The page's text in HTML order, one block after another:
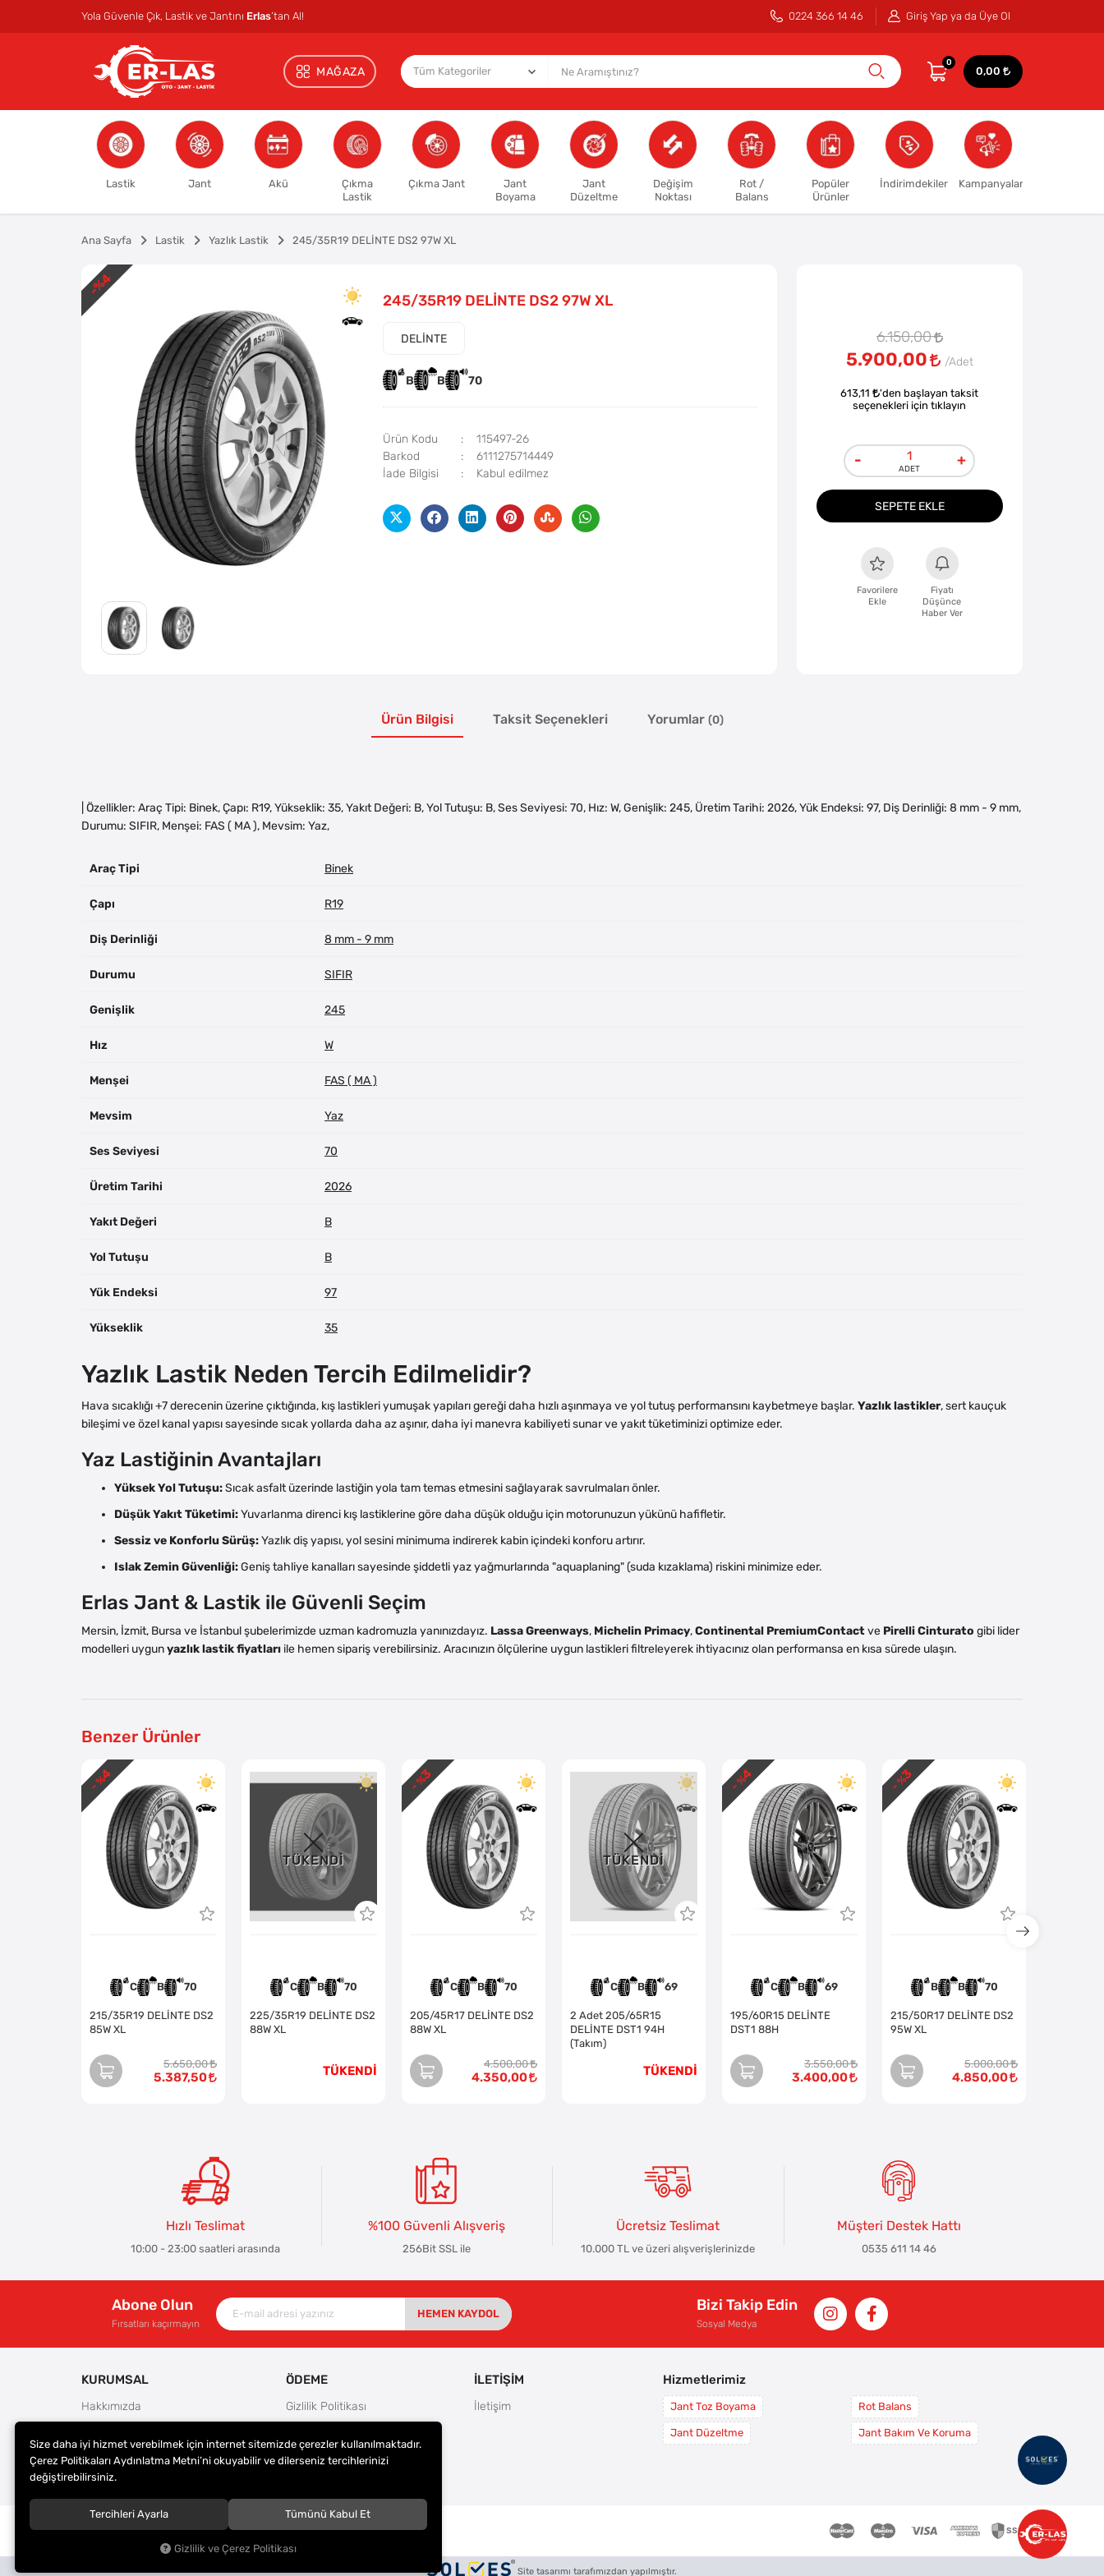
Yola Güvenle Çık, Lastik ve Jantını Erlas’tan Al! 0224 366 14 46 Giriş Yap ya da Üye Ol
MAĞAZA
0
0,00
Lastik Jant Akü
Çıkma
Lastik
Çıkma Jant
Jant
Boyama
Jant
Düzeltme
Değişim
Noktası
Rot /
Balans
Popüler
Ürünler
İndirimdekiler Kampanyalar
Ana Sayfa Lastik Yazlık Lastik 245/35R19 DELİNTE DS2 97W XL
245/35R19 DELİNTE DS2 97W XL
DELİNTE
B B 70
Ürün Kodu
115497-26
Barkod
6111275714449
İade Bilgisi
6.150,00
-
%4
5.900,00
613,11 'den başlayan taksit
seçenekleri için tıklayın
- +
SEPETE EKLE
Favorilere
Ekle
Fiyatı
Düşünce
Haber Ver
Ürün Bilgisi Taksit Seçenekleri Yorumlar (0)
| Özellikler: Araç Tipi: Binek, Çapı: R19, Yükseklik: 35, Yakıt Değeri: B, Yol Tutuşu: B, Ses Seviyesi: 70, Hız: W, Genişlik: 245, Üretim Tarihi: 2026, Yük Endeksi: 97, Diş Derinliği: 8 mm - 9 mm,
Durumu: SIFIR, Menşei: FAS ( MA ), Mevsim: Yaz,
Araç Tipi Binek
Çapı R19
Diş Derinliği 8 mm - 9 mm
Durumu SIFIR
Genişlik 245
Hız W
Menşei FAS ( MA )
Mevsim Yaz
Ses Seviyesi 70
Üretim Tarihi 2026
Yakıt Değeri B
Yol Tutuşu B
Yük Endeksi 97
Yükseklik 35
Yazlık Lastik Neden Tercih Edilmelidir?
Hava sıcaklığı +7 derecenin üzerine çıktığında, kış lastikleri yumuşak yapıları gereği daha hızlı aşınmaya ve yol tutuş performansını kaybetmeye başlar. Yazlık lastikler, sert kauçuk
bileşimi ve özel kanal yapısı sayesinde sıcak yollarda daha az aşınır, daha iyi manevra kabiliyeti sunar ve yakıt tüketiminizi optimize eder.
Yaz Lastiğinin Avantajları
Yüksek Yol Tutuşu:Sıcak asfalt üzerinde lastiğin yola tam temas etmesini sağlayarak savrulmaları önler.
Düşük Yakıt Tüketimi:Yuvarlanma direnci kış lastiklerine göre daha düşük olduğu için motorunuzun yükünü hafifletir.
Sessiz ve Konforlu Sürüş:Yazlık diş yapısı, yol sesini minimuma indirerek kabin içindeki konforu artırır.
Islak Zemin Güvenliği:Geniş tahliye kanalları sayesinde şiddetli yaz yağmurlarında "aquaplaning" (suda kızaklama) riskini minimize eder.
Erlas Jant & Lastik ile Güvenli Seçim
Mersin, İzmit, Bursa ve İstanbul şubelerimizde uzman kadromuzla yanınızdayız. Lassa Greenways, Michelin Primacy,Continental PremiumContactve Pirelli Cinturato gibi lider
modelleri uygunyazlık lastik fiyatları ile hemen sipariş verebilirsiniz. Aracınızın ölçülerine uygun lastikleri filtreleyerek ihtiyacınız olan performansa en kısa sürede ulaşın.
Benzer Ürünler
C B 70
215/35R19 DELİNTE DS2
85W XL
5.650,00
5.387,50
- %
4
TÜKENDI
C B 70
225/35R19 DELİNTE DS2
88W XL
TÜKENDİ
C B 70
205/45R17 DELİNTE DS2
88W XL
4.500,00
4.350,00
- %
3
TÜKENDI
C B 69
2 Adet 205/65R15
DELİNTE DST1 94H
(Takım)
TÜKENDİ
C B 69
195/60R15 DELİNTE
DST1 88H
3.550,00
3.400,00
- %
4
B B 70
215/50R17 DELİNTE DS2
95W XL
5.000,00
4.850,00
- %
3
Hızlı Teslimat
10:00 - 23:00 saatleri arasında
%100 Güvenli Alışveriş
256Bit SSL ile
Ücretsiz Teslimat
10.000 TL ve üzeri alışverişlerinizde
Müşteri Destek Hattı
0535 611 14 46
Abone Olun
Fırsatları kaçırmayın
HEMEN KAYDOL
Bizi Takip Edin
Sosyal Medya
KURUMSAL
Hakkımızda
Teslimat ve İade Şartları
Kargo Seçenekleri
ÖDEME
Gizlilik Politikası
Ödeme Seçenekleri
İLETİŞİM
İletişim
Hizmetlerimiz
Jant Toz Boyama
Jant Düzeltme
Rot Balans
Jant Bakım Ve Koruma
ER-LAS Oto Jant ve Lastik - Yunus ULAŞ
Site tasarımı tarafımızdan yapılmıştır.
Size daha iyi hizmet verebilmek için internet sitemizde çerezler kullanılmaktadır.
Çerez Politikaları Aydınlatma Metni’ni okuyabilir ve dilerseniz tercihlerinizi
değiştirebilirsiniz.
Tercihleri Ayarla Tümünü Kabul Et
Gizlilik ve Çerez Politikası